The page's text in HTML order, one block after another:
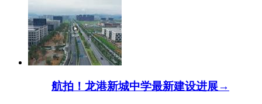
航拍！龙港新城中学最新建设进展→